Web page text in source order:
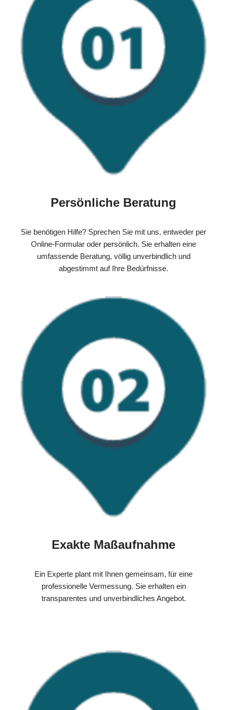
Persönliche Beratung
Sie benötigen Hilfe? Sprechen Sie mit uns, entweder per
Online-Formular oder persönlich. Sie erhalten eine
umfassende Beratung, völlig unverbindlich und
abgestimmt auf Ihre Bedürfnisse.
Exakte Maßaufnahme
Ein Experte plant mit Ihnen gemeinsam, für eine
professionelle Vermessung. Sie erhalten ein
transparentes und unverbindliches Angebot.